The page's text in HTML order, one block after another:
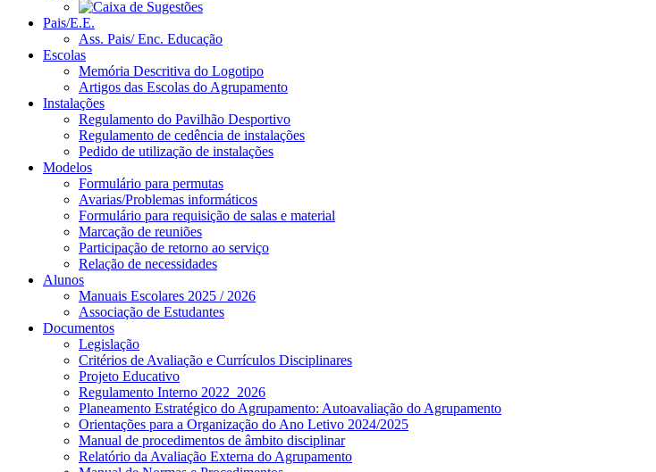
Pais/E.E.
Ass. Pais/ Enc. Educação
Escolas
Memória Descritiva do Logotipo
Artigos das Escolas do Agrupamento
Instalações
Regulamento do Pavilhão Desportivo
Regulamento de cedência de instalações
Pedido de utilização de instalações
Modelos
Formulário para permutas
Avarias/Problemas informáticos
Formulário para requisição de salas e material
Marcação de reuniões
Participação de retorno ao serviço
Relação de necessidades
Alunos
Manuais Escolares 2025 / 2026
Associação de Estudantes
Documentos
Legislação
Critérios de Avaliação e Currículos Disciplinares
Projeto Educativo
Regulamento Interno 2022_2026
Planeamento Estratégico do Agrupamento: Autoavaliação do Agrupamento
Orientações para a Organização do Ano Letivo 2024/2025
Manual de procedimentos de âmbito disciplinar
Relatório da Avaliação Externa do Agrupamento